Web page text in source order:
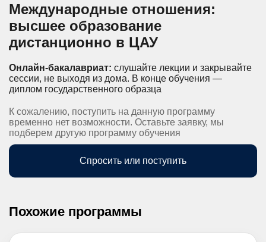
Международные отношения:
высшее образование
дистанционно в ЦАУ
Онлайн-бакалавриат: слушайте лекции и закрывайте
сессии, не выходя из дома. В конце обучения —
диплом государственного образца
К сожалению, поступить на данную программу
временно нет возможности. Оставьте заявку, мы
подберем другую программу обучения
Спросить или поступить
Похожие программы